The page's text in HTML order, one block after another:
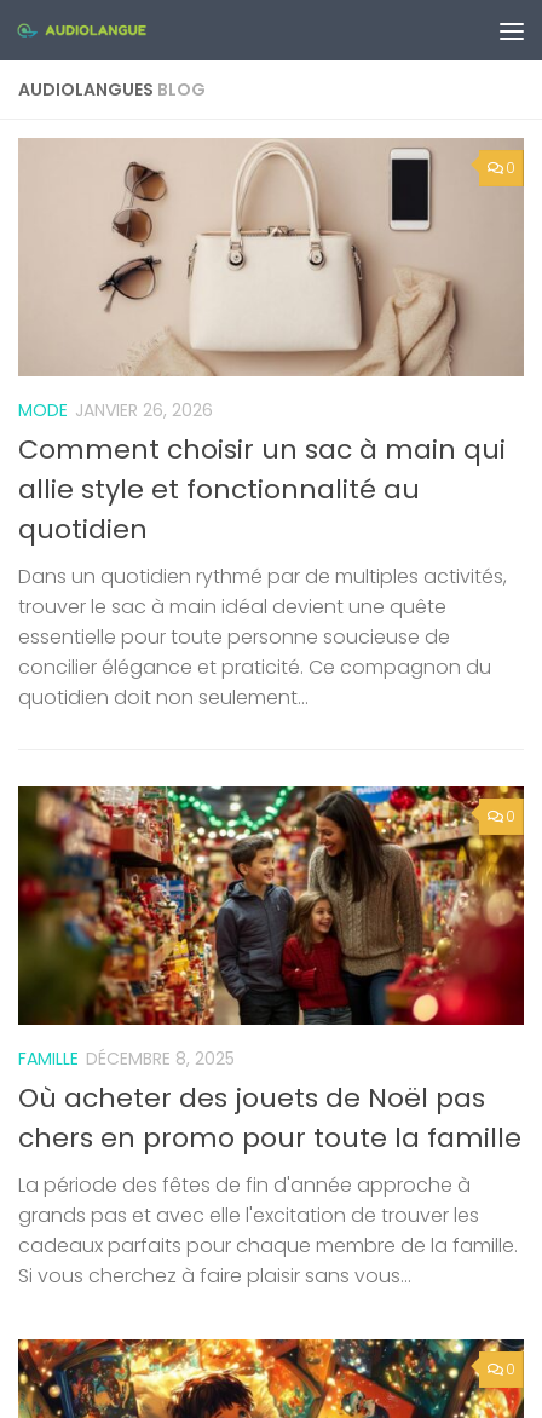
Skip to content
AUDIOLANGUES BLOG
0
MODE JANVIER 26, 2026
Comment choisir un sac à main qui
allie style et fonctionnalité au
quotidien
Dans un quotidien rythmé par de multiples activités,
trouver le sac à main idéal devient une quête
essentielle pour toute personne soucieuse de
concilier élégance et praticité. Ce compagnon du
quotidien doit non seulement...
0
FAMILLE DÉCEMBRE 8, 2025
Où acheter des jouets de Noël pas
chers en promo pour toute la famille
La période des fêtes de fin d'année approche à
grands pas et avec elle l'excitation de trouver les
cadeaux parfaits pour chaque membre de la famille.
Si vous cherchez à faire plaisir sans vous...
0